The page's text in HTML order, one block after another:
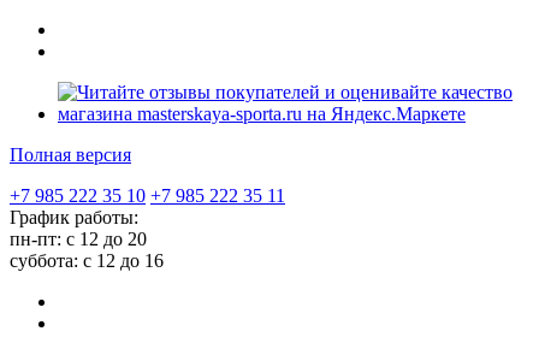
Полная версия
+7 985 222 35 10 +7 985 222 35 11
График работы:
пн-пт: с 12 до 20
суббота: c 12 до 16